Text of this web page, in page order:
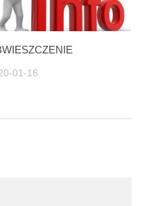
01-16